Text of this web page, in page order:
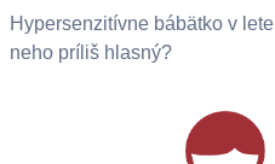
Hypersenzitívne bábätko v
neho príliš hlasný?